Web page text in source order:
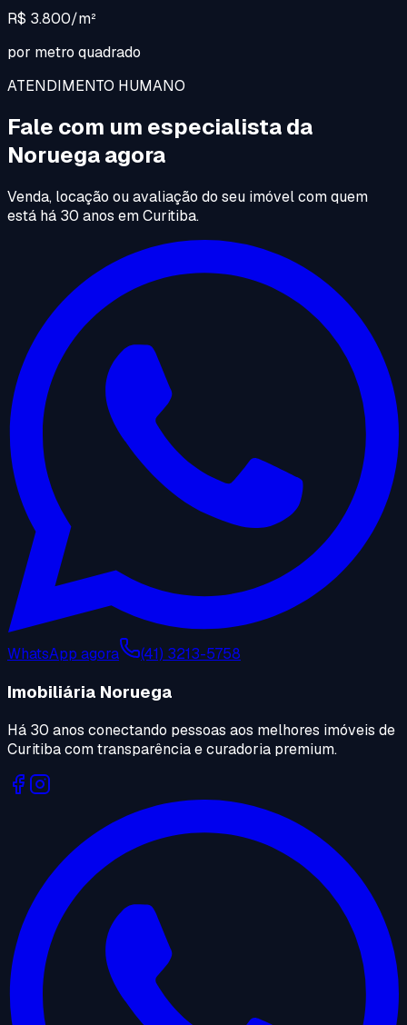
R$ 3.800/m²
por metro quadrado
ATENDIMENTO HUMANO
Fale com um especialista da
Noruega agora
Venda, locação ou avaliação do seu imóvel com quem
está há 30 anos em Curitiba.
WhatsApp agora (41) 3213-5758
Imobiliária Noruega
Há 30 anos conectando pessoas aos melhores imóveis de
Curitiba com transparência e curadoria premium.